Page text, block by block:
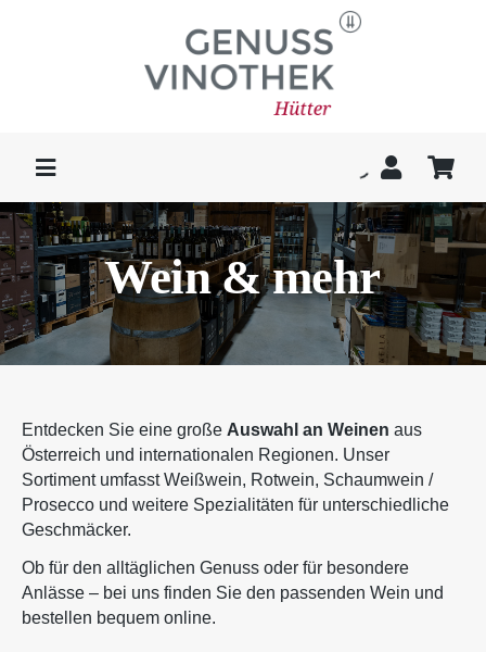
Toggle
Navigation
WEIN & MEHR
KAFFEE
GESCHENKE
ÜBER UNS
Wein & mehr
Entdecken Sie eine große Auswahl an Weinen aus
Österreich und inter­nationalen Regionen. Unser
Sortiment umfasstWeißwein, Rotwein, Schaum­wein /
Proseccound weitere Speziali­täten für unter­schiedliche
Geschmäcker.
Ob für den alltäglichen Genuss oder für besondere
Anlässe – bei uns finden Sie den passenden Wein und
bestellen bequem online.